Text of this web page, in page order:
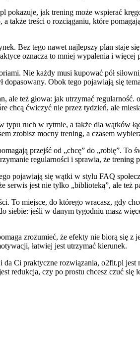
jak trening może wspierać
także treści o rozciąganiu, które
Bez tego nawet najlepszy plan staje
oznacza to mniej wypalenia i więcej
Nie każdy musi kupować pół
Obok tego pojawiają się
ale też głowa: jak utrzymać
chcą ćwiczyć nie przez tydzień, ale
typu ruch w rytmie, a także dla wątków
zrobisz mocny trening, a czasem
przejść od „chcę” do „robię”.
regularności i sprawia, że trening
pojawiają się wątki w stylu FAQ
jest nie tylko „biblioteką”, ale też
To miejsce, do którego wracasz, gdy
siebie: jeśli w danym tygodniu masz
zrozumieć, że efekty nie biorą
łatwiej jest utrzymać kierunek.
da Ci praktyczne rozwiązania, o2fit.pl
redukcja, czy po prostu chcesz czuć się